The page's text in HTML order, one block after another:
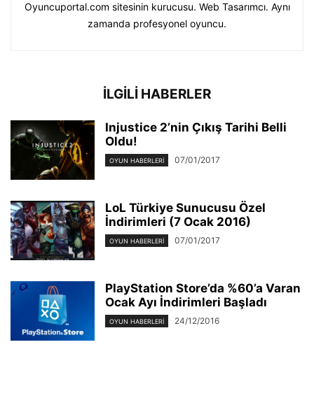
Oyuncuportal.com sitesinin kurucusu. Web Tasarımcı. Aynı
zamanda profesyonel oyuncu.
İLGİLİ HABERLER
Injustice 2’nin Çıkış Tarihi Belli
Oldu!
OYUN HABERLERI 07/01/2017
LoL Türkiye Sunucusu Özel
İndirimleri (7 Ocak 2016)
OYUN HABERLERI 07/01/2017
PlayStation Store’da %60’a Varan
Ocak Ayı İndirimleri Başladı
OYUN HABERLERI 24/12/2016